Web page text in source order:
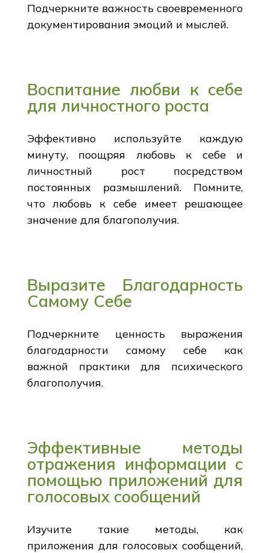
Подчеркните важность своевременного
документирования эмоций и мыслей.
Воспитание любви к себе
для личностного роста
Эффективно используйте каждую
минуту, поощряя любовь к себе и
личностный рост посредством
постоянных размышлений. Помните,
что любовь к себе имеет решающее
значение для благополучия.
Выразите Благодарность
Самому Себе
Подчеркните ценность выражения
благодарности самому себе как
важной практики для психического
благополучия.
Эффективные методы
отражения информации с
помощью приложений для
голосовых сообщений
Изучите такие методы, как
приложения для голосовых сообщений,